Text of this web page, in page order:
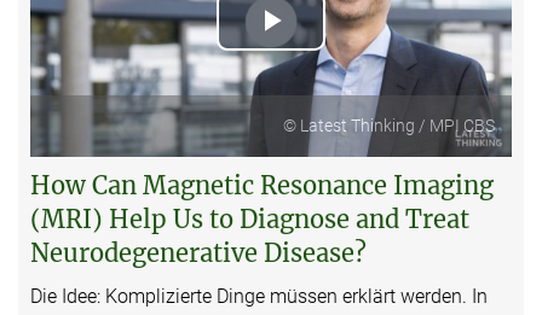
Play
Video
© Latest Thinking / MPI CBS
How Can Magnetic Resonance Imaging
(MRI) Help Us to Diagnose and Treat
Neurodegenerative Disease?
Die Idee: Komplizierte Dinge müssen erklärt werden. In